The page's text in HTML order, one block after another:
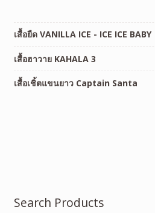
เสื้อยืด VANILLA ICE - ICE ICE BABY
เสื้อฮาวาย KAHALA 3
เสื้อเชิ้ตแขนยาว Captain Santa
Search Products